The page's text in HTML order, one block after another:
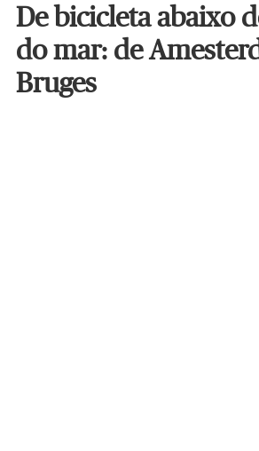
De bicicleta abaixo
do mar: de
Bruges